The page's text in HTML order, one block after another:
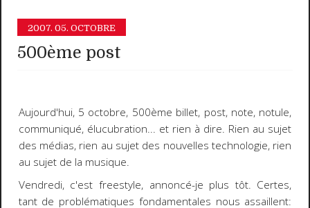
2007. 05. OCTOBRE
500ème post
Aujourd'hui, 5 octobre, 500ème billet, post, note, notule,
communiqué, élucubration... et rien à dire. Rien au sujet
des médias, rien au sujet des nouvelles technologie, rien
au sujet de la musique.
Vendredi, c'est freestyle, annoncé-je plus tôt. Certes,
tant de problématiques fondamentales nous assaillent: